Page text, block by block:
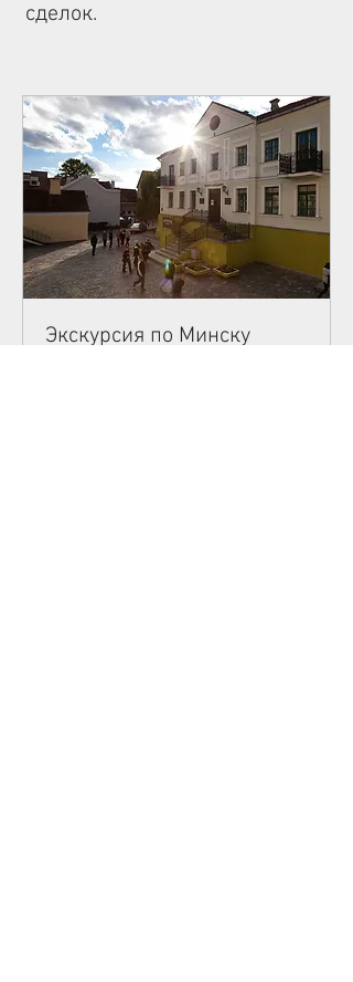
сделок.
Экскурсия по Минску